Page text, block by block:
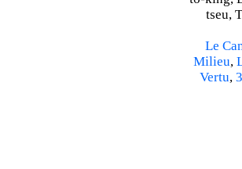
tseu,
Le
Milieu,
Vertu,